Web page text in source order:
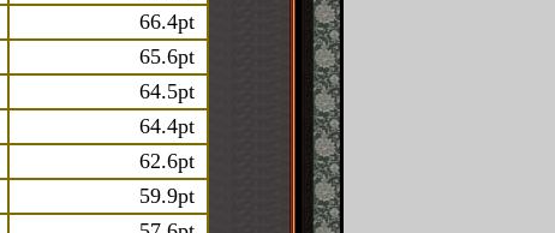
66.4pt
65.6pt
64.5pt
64.4pt
62.6pt
59.9pt